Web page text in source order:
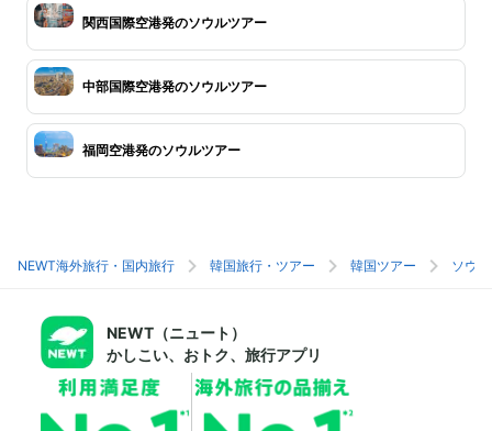
関西国際空港発のソウルツアー
中部国際空港発のソウルツアー
福岡空港発のソウルツアー
NEWT海外旅行・国内旅行 韓国旅行・ツアー 韓国ツアー ソウ
NEWT（ニュート）
かしこい、おトク、旅行アプリ